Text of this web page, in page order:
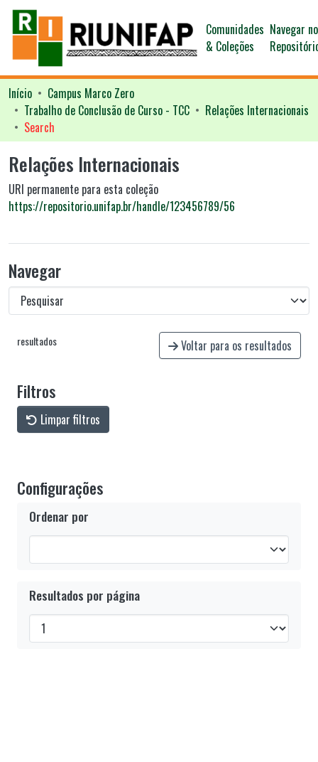
Comunidades
& Coleções
Navegar no
Início
Campus Marco Zero
Trabalho de Conclusão de Curso - TCC
Relações Internacionais
Search
Relações Internacionais
URI permanente para esta coleção
https://repositorio.unifap.br/handle/123456789/56
Navegar
resultados Voltar para os resultados
Filtros
Limpar filtros
Configurações
Ordenar por
Resultados por página